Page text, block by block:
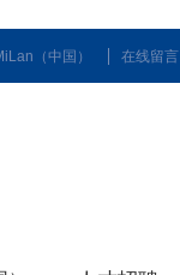
（中国） 在线留言